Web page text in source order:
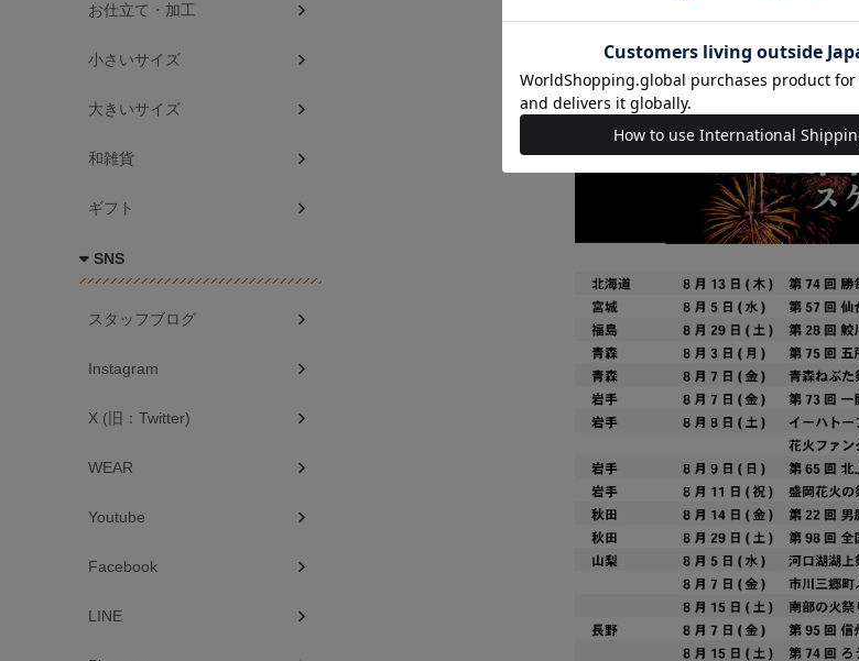
お仕立て・加工
小さいサイズ
大きいサイズ
和雑貨
ギフト
SNS
スタッフブログ
Instagram
X (旧：Twitter)
WEAR
Youtube
Facebook
LINE